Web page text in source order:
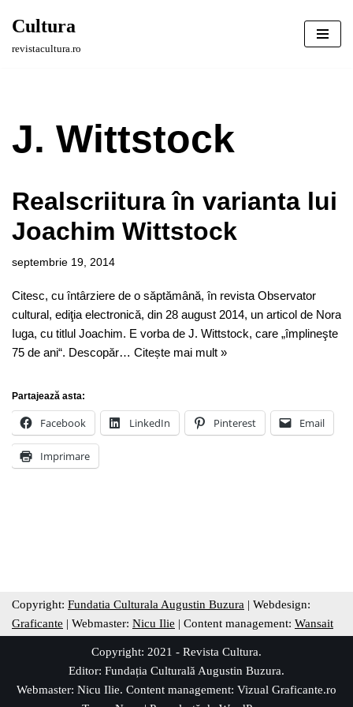
Sari
Cultura
revistacultura.ro
J. Wittstock
Realscriitura în varianta lui
Joachim Wittstock
septembrie 19, 2014
Citesc, cu întârziere de o săptămână, în revista Observator
cultural, ediţia electronică, din 28 august 2014, un articol de Nora
Iuga, cu titlul Joachim. E vorba de J. Wittstock, care „împlineşte
75 de ani“. Descopăr… Citește mai mult »
Partajează asta:
Facebook LinkedIn Pinterest Email
Imprimare
Copyright: Fundatia Culturala Augustin Buzura | Webdesign:
Graficante | Webmaster: Nicu Ilie | Content management: Wansait
Copyright: 2021 - Revista Cultura.
Editor: Fundația Culturală Augustin Buzura.
Webmaster: Nicu Ilie. Content management: Vizual Graficante.ro